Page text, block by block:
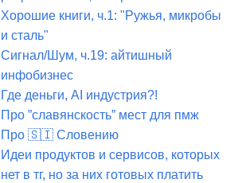
Хорошие книги, ч.1: "Ружья, микробы
и сталь"
Сигнал/Шум, ч.19: айтишный
инфобизнес
Где деньги, AI индустрия?!
Про ”славянскость” мест для пмж
Про 🇸🇮 Словению
Идеи продуктов и сервисов, которых
нет в тг, но за них готовых платить